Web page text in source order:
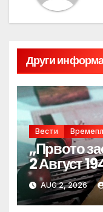
Други
Вести
„Првото
2 Август
AUG 2, 2026